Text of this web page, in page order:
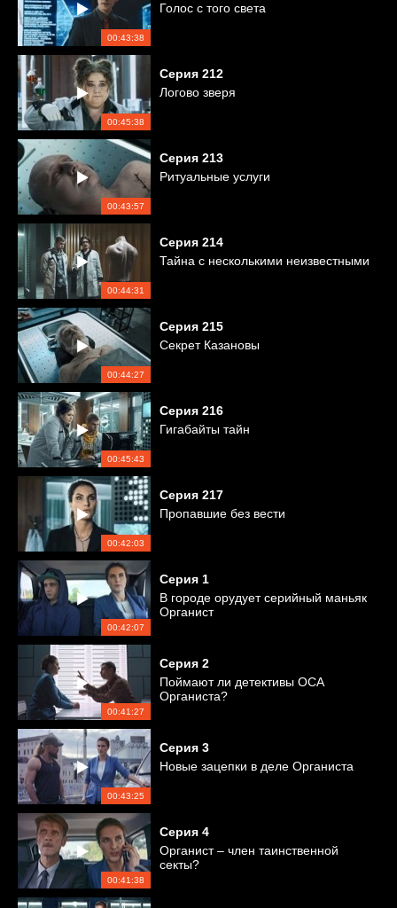
00:43:38
Голос с того света
00:45:38
Серия 212
Логово зверя
00:43:57
Серия 213
Ритуальные услуги
00:44:31
Серия 214
Тайна с несколькими неизвестными
00:44:27
Серия 215
Секрет Казановы
00:45:43
Серия 216
Гигабайты тайн
00:42:03
Серия 217
Пропавшие без вести
00:42:07
Серия 1
В городе орудует серийный маньяк
Органист
00:41:27
Серия 2
Поймают ли детективы ОСА
Органиста?
00:43:25
Серия 3
Новые зацепки в деле Органиста
00:41:38
Серия 4
Органист – член таинственной
секты?